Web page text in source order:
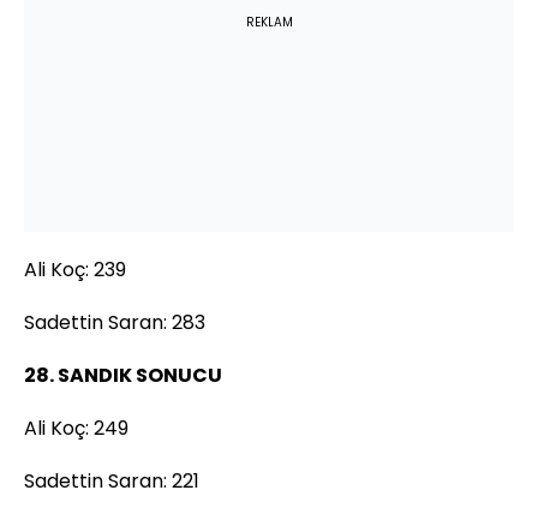
REKLAM
Ali Koç: 239
Sadettin Saran: 283
28. SANDIK SONUCU
Ali Koç: 249
Sadettin Saran: 221